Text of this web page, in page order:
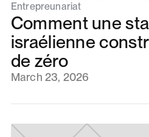
Entrepreunariat
Comment une
israélienne
de zéro
March 23, 2026